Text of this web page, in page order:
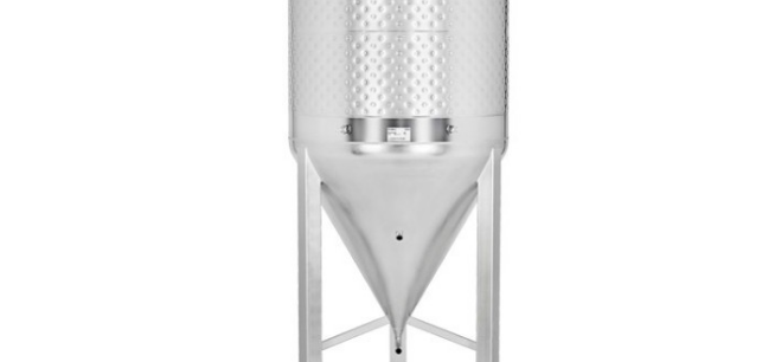
THERMORÉGULATION
Aérothermes
Contrôle de
température et